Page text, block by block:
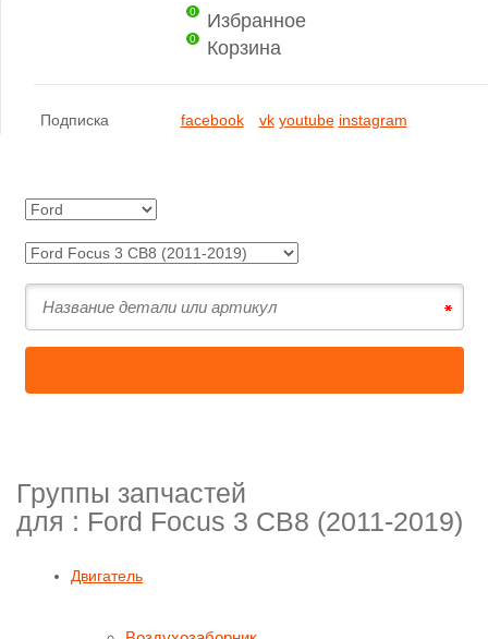
0 Избранное
0 Корзина
Подписка facebook vk youtube instagram
Группы запчастей
для : Ford Focus 3 CB8 (2011-2019)
Двигатель